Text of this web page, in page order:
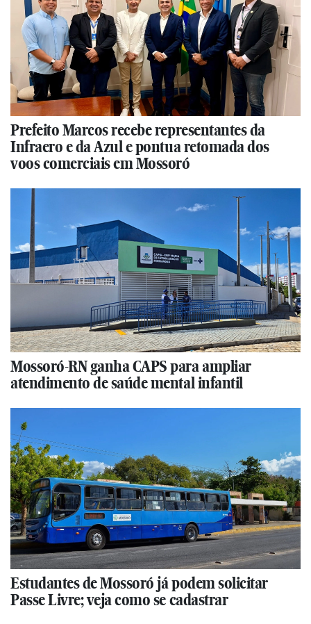
Prefeito Marcos recebe representantes da
Infraero e da Azul e pontua retomada dos
voos comerciais em Mossoró
Mossoró-RN ganha CAPS para ampliar
atendimento de saúde mental infantil
Estudantes de Mossoró já podem solicitar
Passe Livre; veja como se cadastrar